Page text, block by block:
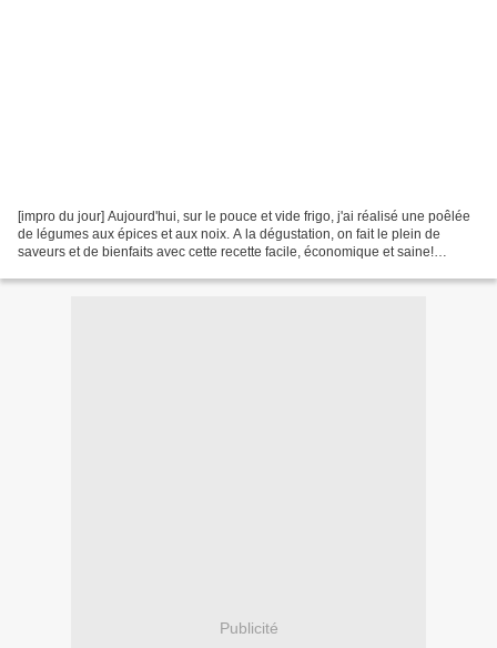
[impro du jour] Aujourd'hui, sur le pouce et vide frigo, j'ai réalisé une poêlée
de légumes aux épices et aux noix. A la dégustation, on fait le plein de
saveurs et de bienfaits avec cette recette facile, économique et saine!
Publicité